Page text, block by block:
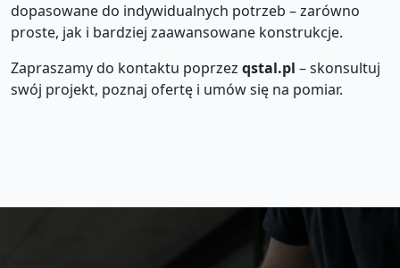
dopasowane do indywidualnych potrzeb – zarówno
proste, jak i bardziej zaawansowane konstrukcje.
Zapraszamy do kontaktu poprzez qstal.pl – skonsultuj
swój projekt, poznaj ofertę i umów się na pomiar.